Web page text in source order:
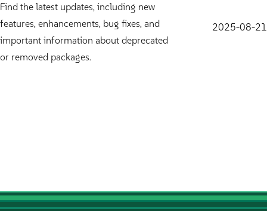
Find the latest updates, including new
features, enhancements, bug fixes, and
important information about deprecated
or removed packages.
2025-08-21